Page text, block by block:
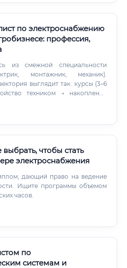
по электроснабжению
профессия,
из смежной специальности
монтажник, механик).
выглядит так: курсы (3–6
техником → накопление
чтобы стать
электроснабжения
дающий право на ведение
Ищите программы объемом
часов.
по
системам и